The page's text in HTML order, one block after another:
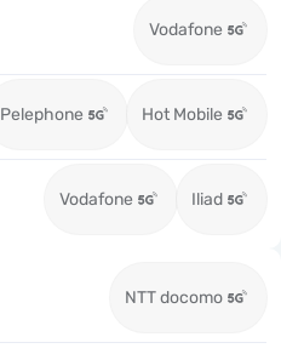
Vodafone
Pelephone Hot Mobile
Vodafone Iliad
NTT docomo